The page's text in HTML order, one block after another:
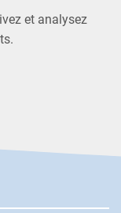
et analysez